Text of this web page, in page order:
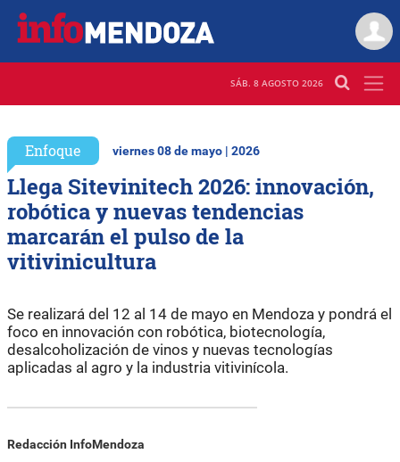
SÁB. 8 AGOSTO 2026
Enfoque viernes 08 de mayo | 2026
Llega Sitevinitech 2026: innovación,
robótica y nuevas tendencias
marcarán el pulso de la
vitivinicultura
Se realizará del 12 al 14 de mayo en Mendoza y pondrá el
foco en innovación con robótica, biotecnología,
desalcoholización de vinos y nuevas tecnologías
aplicadas al agro y la industria vitivinícola.
Redacción InfoMendoza